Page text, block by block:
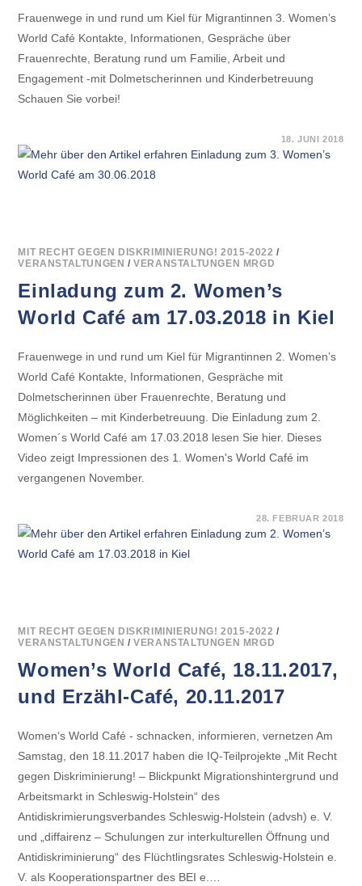
Frauenwege in und rund um Kiel für Migrantinnen 3. Women’s
World Café Kontakte, Informationen, Gespräche über
Frauenrechte, Beratung rund um Familie, Arbeit und
Engagement -mit Dolmetscherinnen und Kinderbetreuung
Schauen Sie vorbei!
EINLADUNG
ZUM
18. JUNI 2018
MIT RECHT GEGEN DISKRIMINIERUNG! 2015-2022 /
VERANSTALTUNGEN /VERANSTALTUNGEN MRGD
Einladung zum 2. Women’s
World Café am 17.03.2018 in Kiel
Frauenwege in und rund um Kiel für Migrantinnen 2. Women’s
World Café Kontakte, Informationen, Gespräche mit
Dolmetscherinnen über Frauenrechte, Beratung und
Möglichkeiten – mit Kinderbetreuung. Die Einladung zum 2.
Women´s World Café am 17.03.2018 lesen Sie hier. Dieses
Video zeigt Impressionen des 1. Women's World Café im
vergangenen November.
EINLADUNG
ZUM
2.
WOMEN’S
28. FEBRUAR 2018
MIT RECHT GEGEN DISKRIMINIERUNG! 2015-2022 /
VERANSTALTUNGEN /VERANSTALTUNGEN MRGD
Women’s World Café, 18.11.2017,
und Erzähl-Café, 20.11.2017
Women‘s World Café - schnacken, informieren, vernetzen Am
Samstag, den 18.11.2017 haben die IQ-Teilprojekte „Mit Recht
gegen Diskriminierung! – Blickpunkt Migrationshintergrund und
Arbeitsmarkt in Schleswig-Holstein“ des
Antidiskrimierungsverbandes Schleswig-Holstein (advsh) e. V.
und „diffairenz – Schulungen zur interkulturellen Öffnung und
Antidiskriminierung“ des Flüchtlingsrates Schleswig-Holstein e.
V. als Kooperationspartner des BEI e.…